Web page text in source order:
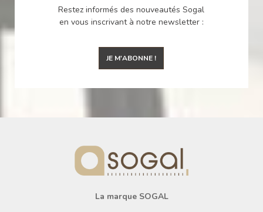
Restez informés des nouveautés Sogal
en vous inscrivant à notre newsletter :
JE M'ABONNE !
La marque SOGAL